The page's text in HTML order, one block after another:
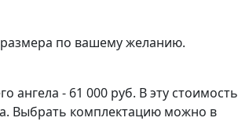
размера по вашему желанию.
- 61 000 руб. В эту стоимость
Выбрать комплектацию можно в